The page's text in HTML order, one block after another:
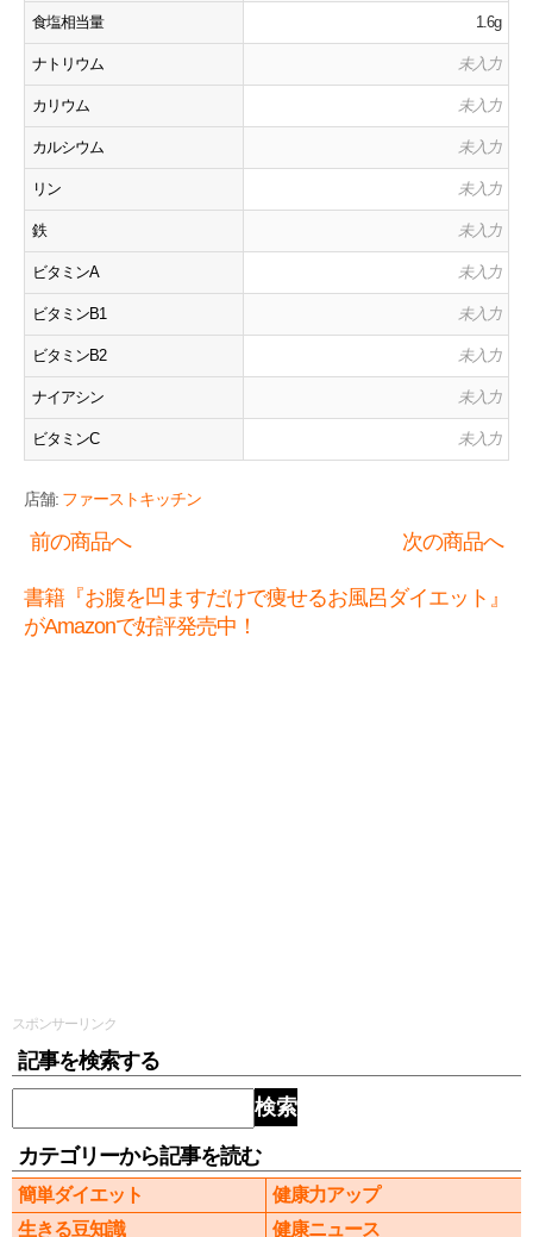
食塩相当量 1.6g
ナトリウム 未入力
カリウム 未入力
カルシウム 未入力
リン 未入力
鉄 未入力
ビタミンA 未入力
ビタミンB1 未入力
ビタミンB2 未入力
ナイアシン 未入力
ビタミンC 未入力
店舗: ファーストキッチン
前の商品へ 次の商品へ
書籍『お腹を凹ますだけで痩せるお風呂ダイエット』
がAmazonで好評発売中！
スポンサーリンク
記事を検索する
検索
カテゴリーから記事を読む
簡単ダイエット
健康力アップ
生きる豆知識
健康ニュース